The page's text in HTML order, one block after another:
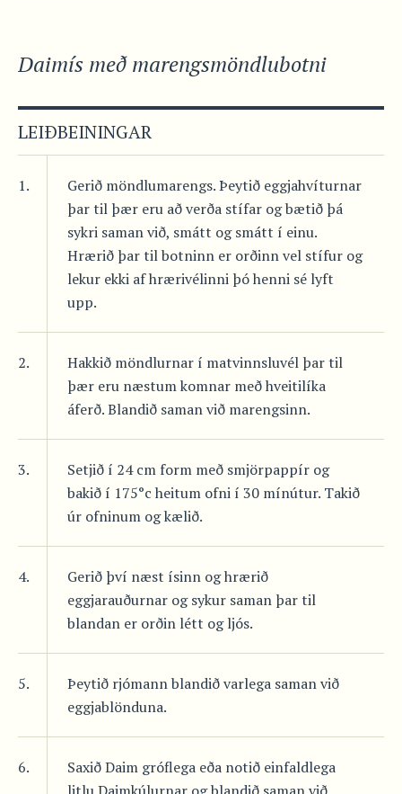
Daimís með marengsmöndlubotni
LEIÐBEININGAR
1.
Gerið möndlumarengs. Þeytið eggjahvíturnar
þar til þær eru að verða stífar og bætið þá
sykri saman við, smátt og smátt í einu.
Hrærið þar til botninn er orðinn vel stífur og
lekur ekki af hrærivélinni þó henni sé lyft
upp.
2.
Hakkið möndlurnar í matvinnsluvél þar til
þær eru næstum komnar með hveitilíka
áferð. Blandið saman við marengsinn.
3.
Setjið í 24 cm form með smjörpappír og
bakið í 175°c heitum ofni í 30 mínútur. Takið
úr ofninum og kælið.
4.
Gerið því næst ísinn og hrærið
eggjarauðurnar og sykur saman þar til
blandan er orðin létt og ljós.
5.
Þeytið rjómann blandið varlega saman við
eggjablönduna.
6.
Saxið Daim gróflega eða notið einfaldlega